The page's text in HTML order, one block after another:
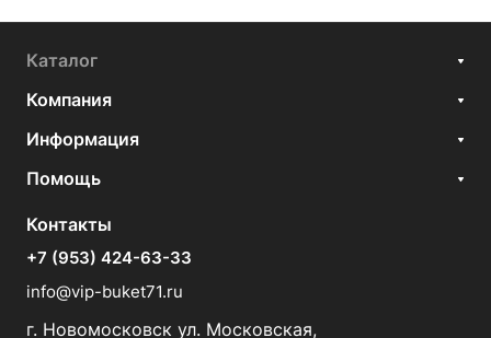
Каталог
Компания
Информация
Помощь
Контакты
+7 (953) 424-63-33
info@vip-buket71.ru
г. Новомосковск ул. Московская,